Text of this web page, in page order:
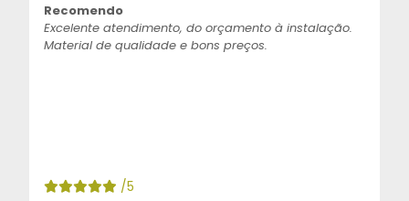
Recomendo
Excelente atendimento, do orçamento à instalação.
Material de qualidade e bons preços.
/5